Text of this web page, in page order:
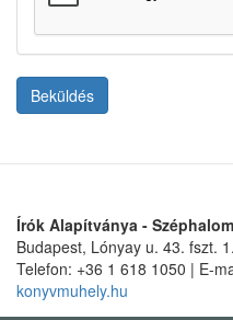
Beküldés
Írók Alapítványa -
Budapest, Lónyay u. 43. fszt. 1.
Telefon: +36 1 618 1050 | E-
konyvmuhely.hu